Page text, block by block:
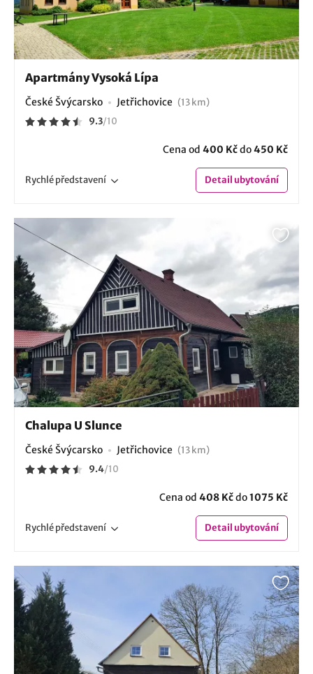
Apartmány Vysoká Lípa
České Švýcarsko Jetřichovice (13 km)
9.3/10
Cena od 400 Kčdo450 Kč
Rychlépředstavení Detailubytování
Chalupa U Slunce
České Švýcarsko Jetřichovice (13 km)
9.4/10
Cena od 408 Kčdo1075 Kč
Rychlépředstavení Detailubytování